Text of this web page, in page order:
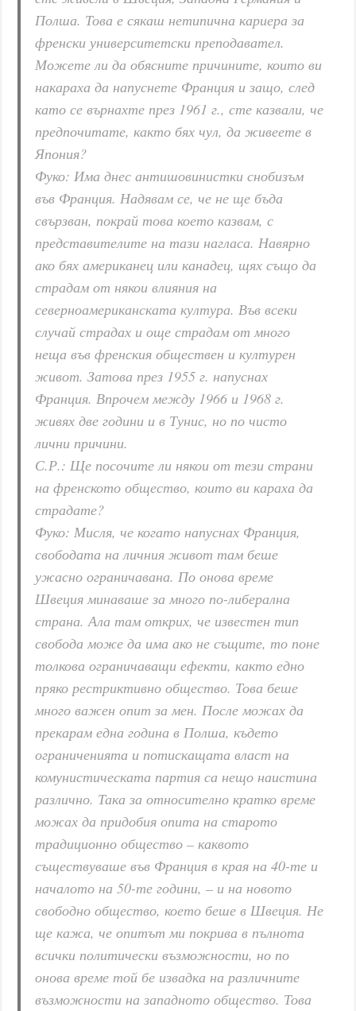
Полша. Това е сякаш нетипична кариера за
френски университетски преподавател.
Можете ли да обясните причините, които ви
накараха да напуснете Франция и защо, след
като се върнахте през 1961 г., сте казвали, че
предпочитате, както бях чул, да живеете в
Япония?
Фуко: Има днес антишовинистки снобизъм
във Франция. Надявам се, че не ще бъда
свързван, покрай това което казвам, с
представителите на тази нагласа. Навярно
ако бях американец или канадец, щях също да
страдам от някои влияния на
северноамериканската култура. Във всеки
случай страдах и още страдам от много
неща във френския обществен и културен
живот. Затова през 1955 г. напуснах
Франция. Впрочем между 1966 и 1968 г.
живях две години и в Тунис, но по чисто
лични причини.
С.Р.: Ще посочите ли някои от тези страни
на френското общество, които ви караха да
страдате?
Фуко: Мисля, че когато напуснах Франция,
свободата на личния живот там беше
ужасно ограничавана. По онова време
Швеция минаваше за много по-либерална
страна. Ала там открих, че известен тип
свобода може да има ако не същите, то поне
толкова ограничаващи ефекти, както едно
пряко рестриктивно общество. Това беше
много важен опит за мен. После можах да
прекарам една година в Полша, където
ограниченията и потискащата власт на
комунистическата партия са нещо наистина
различно. Така за относително кратко време
можах да придобия опита на старото
традиционно общество – каквото
съществуваше във Франция в края на 40-те и
началото на 50-те години, – и на новото
свободно общество, което беше в Швеция. Не
ще кажа, че опитът ми покрива в пълнота
всички политически възможности, но по
онова време той бе извадка на различните
възможности на западното общество. Това